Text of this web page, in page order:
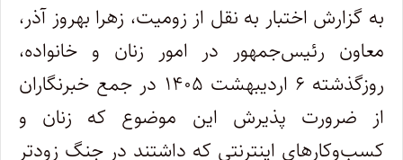
به گزارش اختبار به نقل از زومیت، زهرا بهروز‌ آذر،
معاون رئیس‌جمهور در امور زنان و خانواده،
روزگذشته ۶ اردیبهشت ۱۴۰۵ در جمع خبرنگاران
از ضرورت پذیرش این موضوع که زنان و
کسب‌وکارهای اینترنتی که داشتند در جنگ زودتر